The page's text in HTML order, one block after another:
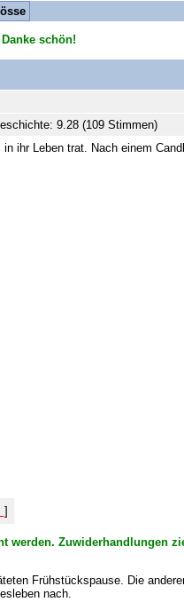
schön!
9.28 (109 Stimmen)
ihr Leben trat. Nach einem
]
Zuwiderhandlungen
Frühstückspause. Die
nach.